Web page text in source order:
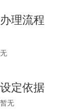
办理流程
无
设定依据
暂无